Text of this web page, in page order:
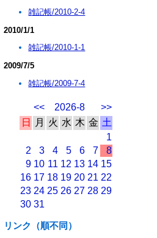
雑記帳/2010-2-4
2010/1/1
雑記帳/2010-1-1
2009/7/5
雑記帳/2009-7-4
<< 2026-8
>>
日
月 火 水 木 金 土
1
2
3 4 5 6 7
8
9 10 11 12 13 14 15
16 17 18 19 20 21 22
23 24 25 26 27 28 29
30 31
リンク（順不同）